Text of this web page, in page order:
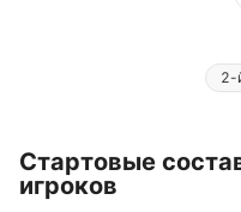
2-
Стартовые
игроков